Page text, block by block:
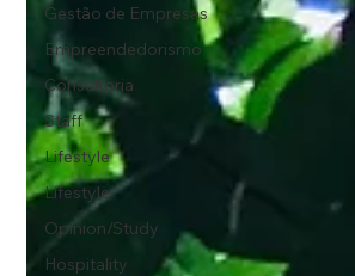
Gestão de Empresas
Empreendedorismo
Consultoria
Staff
Lifestyle
Lifestyle
Opinion/Study
Hospitality